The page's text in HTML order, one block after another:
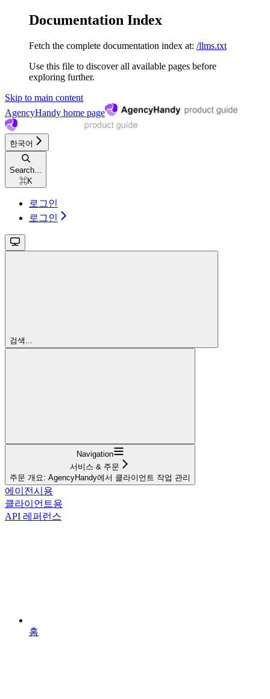
Documentation Index
Fetch the complete documentation index at: /llms.txt
Use this file to discover all available pages before
exploring further.
Skip to main content
AgencyHandy home page
한국어
Search...
⌘K
로그인
로그인
검색...
Navigation
서비스 & 주문
주문 개요: AgencyHandy에서 클라이언트 작업 관리
에이전시용
클라이언트용
API 레퍼런스
홈